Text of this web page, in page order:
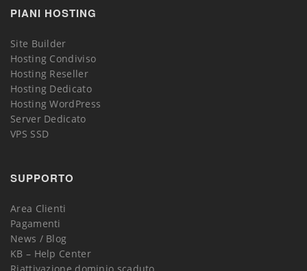
PIANI HOSTING
Site Builder
Hosting Condiviso
Hosting Reseller
Hosting Dedicato
Hosting WordPress
Server Dedicato
VPS SSD
SUPPORTO
Area Clienti
Pagamenti
News / Blog
KB – Help Center